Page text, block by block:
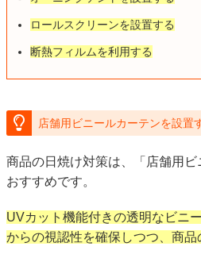
ロールスクリーンを設置する
断熱フィルムを利用する
店舗用ビニールカーテンを設置
商品の日焼け対策は、「店舗用
おすすめです。
UVカット機能付きの透明なビニ
からの視認性を確保しつつ、商品